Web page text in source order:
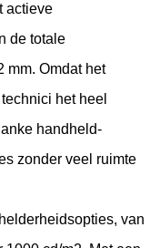
actieve
de totale
mm. Omdat het
het heel
handheld-
zonder veel ruimte
van